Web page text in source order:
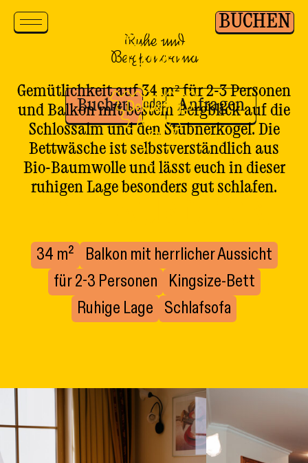
BUCHEN
Studio
Buchen oder Anfragen
Ruhe und
Bergpanorama
Gemütlichkeit auf 34 m² für 2-3 Personen
und Balkon mit bestem Bergblick auf die
Schlossalm und den Stubnerkogel. Die
Bettwäsche ist selbstverständlich aus
Bio-Baumwolle und lässt euch in dieser
ruhigen Lage besonders gut schlafen.
34 m²
Balkon mit herrlicher Aussicht
für 2-3 Personen
Kingsize-Bett
Ruhige Lage
Schlafsofa